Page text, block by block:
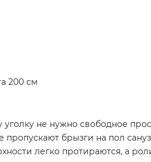
200 см
не нужно свободное
брызги на пол
легко протираются, а